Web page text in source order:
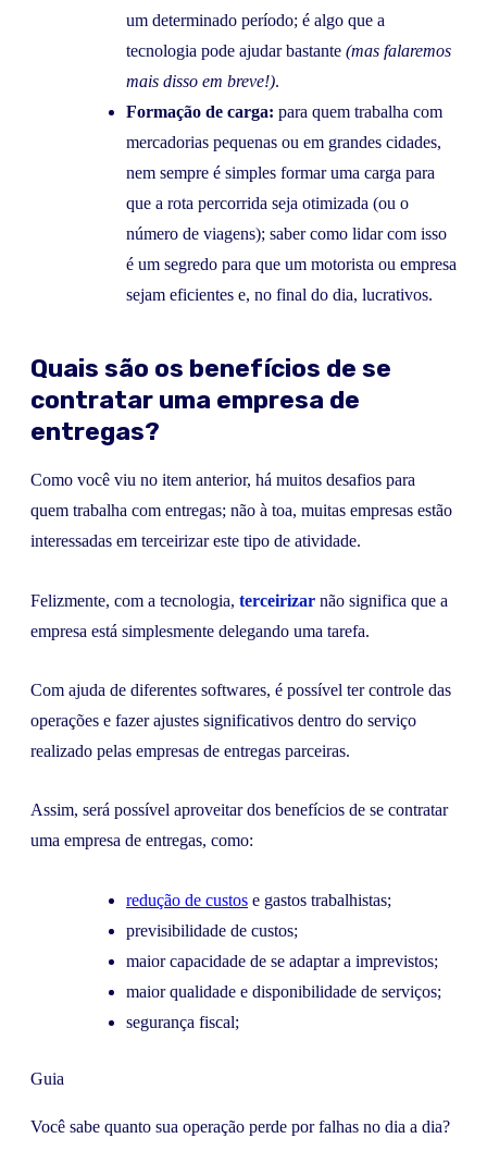
um determinado período; é algo que a
tecnologia pode ajudar bastante (mas falaremos
mais disso em breve!).
Formação de carga: para quem trabalha com
mercadorias pequenas ou em grandes cidades,
nem sempre é simples formar uma carga para
que a rota percorrida seja otimizada (ou o
número de viagens); saber como lidar com isso
é um segredo para que um motorista ou empresa
sejam eficientes e, no final do dia, lucrativos.
Quais são os benefícios de se
contratar uma empresa de
entregas?
Como você viu no item anterior, há muitos desafios para
quem trabalha com entregas; não à toa, muitas empresas estão
interessadas em terceirizar este tipo de atividade.
Felizmente, com a tecnologia, terceirizar não significa que a
empresa está simplesmente delegando uma tarefa.
Com ajuda de diferentes softwares, é possível ter controle das
operações e fazer ajustes significativos dentro do serviço
realizado pelas empresas de entregas parceiras.
Assim, será possível aproveitar dos benefícios de se contratar
uma empresa de entregas, como:
redução de custos e gastos trabalhistas;
previsibilidade de custos;
maior capacidade de se adaptar a imprevistos;
maior qualidade e disponibilidade de serviços;
segurança fiscal;
Guia
Você sabe quanto sua operação perde por falhas no dia a dia?